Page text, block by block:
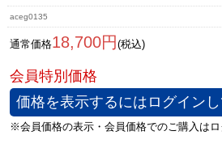
aceg0135
通常価格18,700円 (税込)
価格を表示するにはログイン